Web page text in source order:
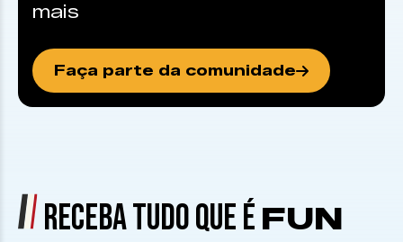
mais
Faça parte da comunidade
RECEBA TUDO QUE É FUN